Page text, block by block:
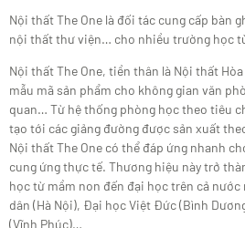
Nội thất The One là đối tác cung cấp bàn
nội thất thư viện… cho nhiều trường học
Nội thất The One, tiền thân là Nội thất
mẫu mã sản phẩm cho không gian văn
quan… Từ hệ thống phòng học theo tiêu
tạo tới các giảng đường được sản xuất
Nội thất The One có thể đáp ứng nhanh
cung ứng thực tế. Thương hiệu này trở
học từ mầm non đến đại học trên cả
dân (Hà Nội), Đại học Việt Đức (Bình
(Vĩnh Phúc)…